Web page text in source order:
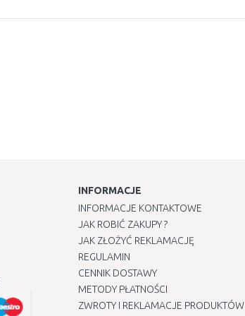
INFORMACJE
INFORMACJE KONTAKTOWE
JAK ROBIĆ ZAKUPY ?
JAK ZŁOŻYĆ REKLAMACJĘ
REGULAMIN
CENNIK DOSTAWY
METODY PŁATNOŚCI
ZWROTY I REKLAMACJE PRODUKTÓW